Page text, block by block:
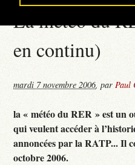
La météo du
en continu)
mardi 7 novembre 2006,parPaul
la « météo du RER » est un
qui veulent accéder à
annoncées par la RATP... Il
octobre 2006.